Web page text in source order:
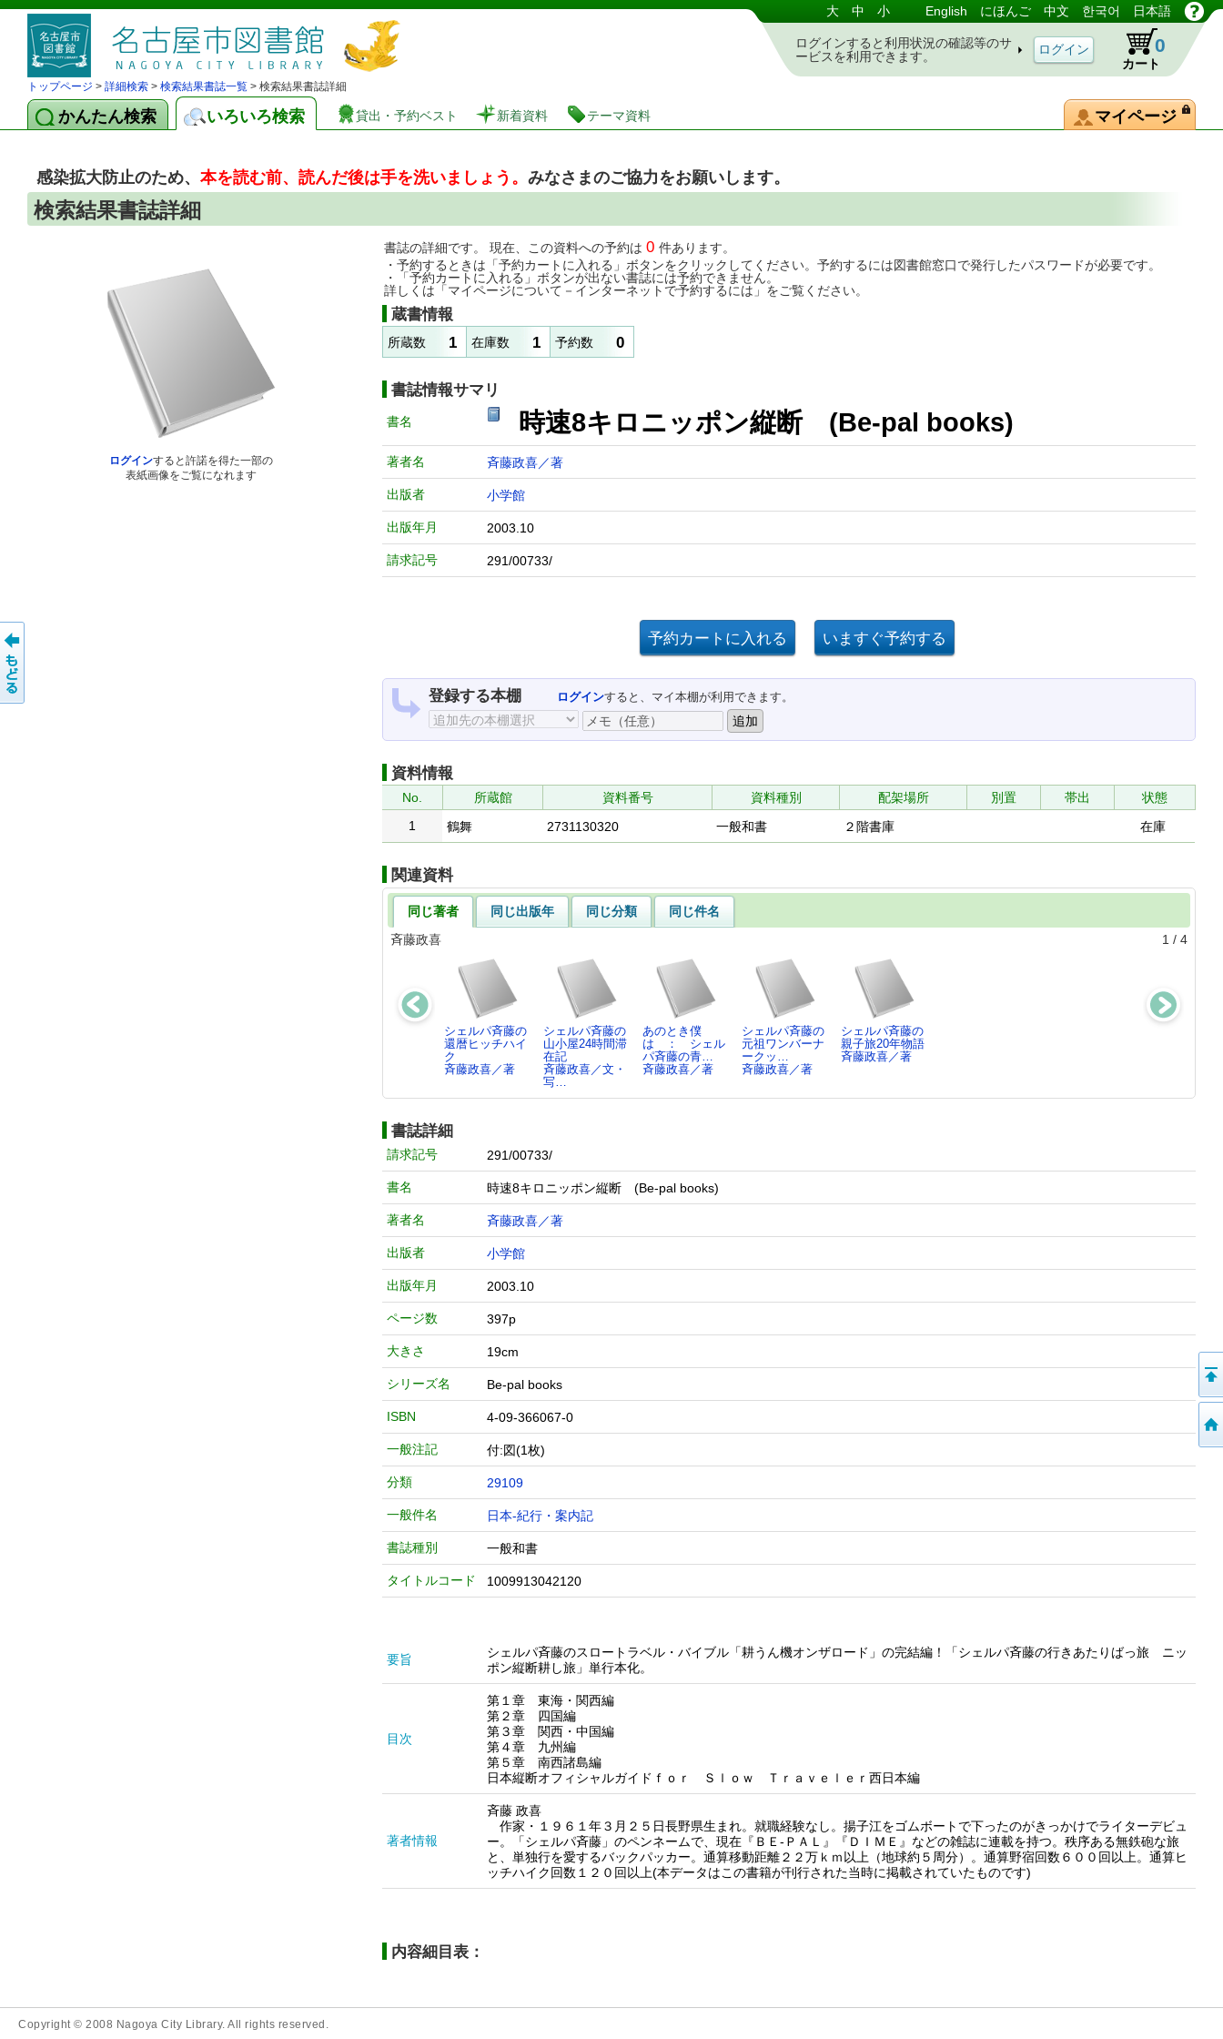
図書館 蔵書検索・予約システム 大 中 小 English にほんご 中文 한국어 日本語
ログインすると利用状況の確認等のサ
ービスを利用できます。
カート
0
トップページ > 詳細検索 > 検索結果書誌一覧 > 検索結果書誌詳細
かんたん検索 いろいろ検索 貸出・予約ベスト 新着資料 テーマ資料 マイページ
感染拡大防止のため、 本を読む前、読んだ後は手を洗いましょう。 みなさまのご協力をお願いします。
検索結果書誌詳細
ログインすると許諾を得た一部の
表紙画像をご覧になれます
書誌の詳細です。 現在、この資料への予約は 0 件あります。
・予約するときは「予約カートに入れる」ボタンをクリックしてください。予約するには図書館窓口で発行したパスワードが必要です。
・「予約カートに入れる」ボタンが出ない書誌には予約できません。
詳しくは「マイページについて－インターネットで予約するには」をご覧ください。
蔵書情報
所蔵数 1 在庫数 1 予約数 0
書誌情報サマリ
書名 時速8キロニッポン縦断 (Be‐pal books)
著者名 斉藤政喜／著
出版者 小学館
出版年月 2003.10
請求記号 291/00733/
登録する本棚 ログインすると、マイ本棚が利用できます。
資料情報
No. 所蔵館 資料番号 資料種別 配架場所 別置 帯出
状態
1
鶴舞 2731130320 一般和書 ２階書庫 在庫
関連資料
同じ著者 同じ出版年 同じ分類
同じ件名
斉藤政喜
1 / 4
シェルパ斉藤の
還暦ヒッチハイ
ク
斉藤政喜／著
シェルパ斉藤の
山小屋24時間滞
在記
斉藤政喜／文・
写…
あのとき僕
は ： シェル
パ斉藤の青…
斉藤政喜／著
シェルパ斉藤の
元祖ワンバーナ
ークッ…
斉藤政喜／著
シェルパ斉藤の
親子旅20年物語
斉藤政喜／著
書誌詳細
請求記号 291/00733/
書名 時速8キロニッポン縦断 (Be‐pal books)
著者名 斉藤政喜／著
出版者 小学館
出版年月 2003.10
ページ数 397p
大きさ 19cm
シリーズ名 Be‐pal books
ISBN 4-09-366067-0
一般注記 付:図(1枚)
分類 29109
一般件名 日本-紀行・案内記
書誌種別 一般和書
タイトルコード 1009913042120
要旨
シェルパ斉藤のスロートラベル・バイブル「耕うん機オンザロード」の完結編！「シェルパ斉藤の行きあたりばっ旅 ニッ
ポン縦断耕し旅」単行本化。
目次
第１章 東海・関西編
第２章 四国編
第３章 関西・中国編
第４章 九州編
第５章 南西諸島編
日本縦断オフィシャルガイドｆｏｒ Ｓｌｏｗ Ｔｒａｖｅｌｅｒ西日本編
著者情報
斉藤 政喜
作家・１９６１年３月２５日長野県生まれ。就職経験なし。揚子江をゴムボートで下ったのがきっかけでライターデビュ
ー。「シェルパ斉藤」のペンネームで、現在『ＢＥ‐ＰＡＬ』『ＤＩＭＥ』などの雑誌に連載を持つ。秩序ある無鉄砲な旅
と、単独行を愛するバックパッカー。通算移動距離２２万ｋｍ以上（地球約５周分）。通算野宿回数６００回以上。通算ヒ
ッチハイク回数１２０回以上(本データはこの書籍が刊行された当時に掲載されていたものです)
内容細目表：
Copyright © 2008 Nagoya City Library. All rights reserved.